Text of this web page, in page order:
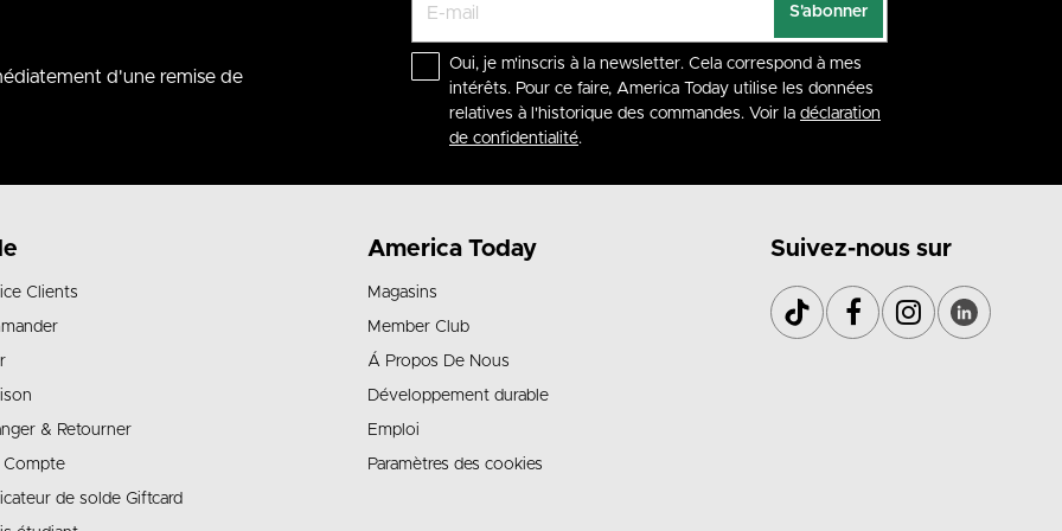
d'une remise de
S'abonner
Oui, je m'inscris à la newsletter. Cela correspond à mes
intérêts. Pour ce faire, America Today utilise les données
relatives à l'historique des commandes. Voir la déclaration
de confidentialité.
Clients
& Retourner
Compte
de solde Giftcard
America Today
Magasins
Member Club
Á Propos De Nous
Développement durable
Emploi
Paramètres des cookies
Suivez-nous sur